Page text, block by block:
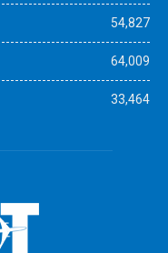
54,827
64,009
33,464